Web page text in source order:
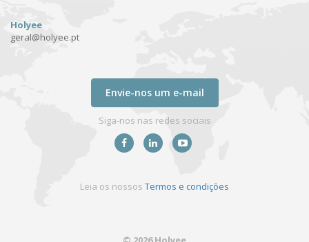
Holyee
geral@holyee.pt
Envie-nos um e-mail
Siga-nos nas redes sociais
Leia os nossos Termos e condições